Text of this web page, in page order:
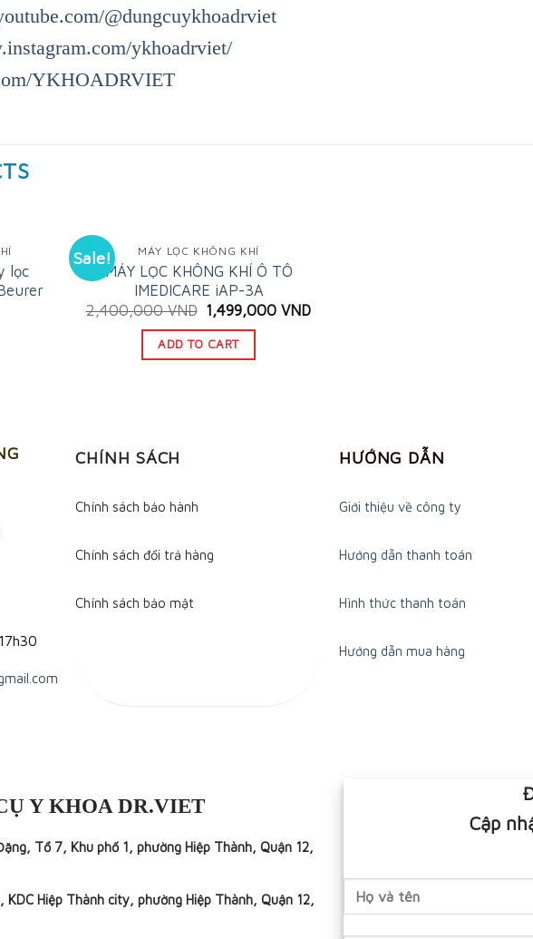
@dungcuykhoadrviet
ykhoadrviet/
YKHOADRVIET
lọc
Sale! MÁY LỌC KHÔNG KHÍ
MÁY LỌC KHÔNG KHÍ Ô TÔ
IMEDICARE iAP-3A
2,400,000VND Original
was:
2,400,000 VND.
1,499,000VNDCurrent
ADD TO CART
CHÍNH SÁCH
Chính sách bảo hành
Chính sách đổi trả hàng
Chính sách bảo mật
HƯỚNG DẪN
Giới thiệu về công ty
Hướng dẫn thanh toán
Hình thức thanh toán
Hướng dẫn mua hàng
Y KHOA DR.VIET
Tổ 7, Khu phố 1, phường Hiệp Thành, Quận 12,
KDC Hiệp Thành city, phường Hiệp Thành, Quận 12,
Cập